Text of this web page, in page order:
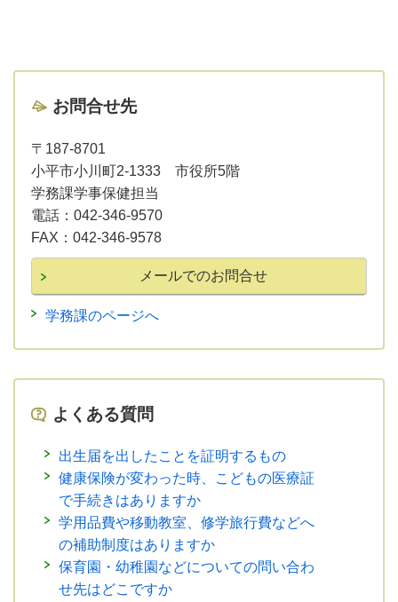
お問合せ先
〒187-8701
小平市小川町2-1333 市役所5階
学務課学事保健担当
電話： 042-346-9570
FAX： 042-346-9578
学務課のページへ
よくある質問
出生届を出したことを証明するもの
健康保険が変わった時、こどもの医療証
で手続きはありますか
学用品費や移動教室、修学旅行費などへ
の補助制度はありますか
保育園・幼稚園などについての問い合わ
せ先はどこですか